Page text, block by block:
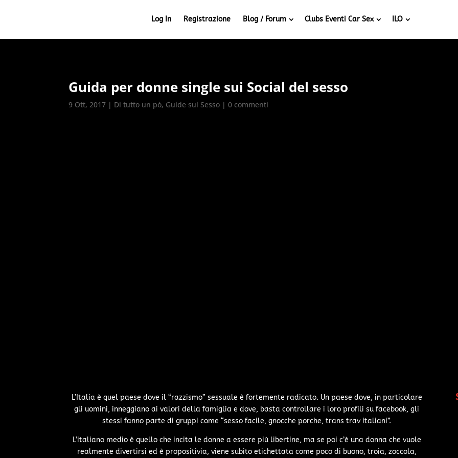
Log In Registrazione Blog / Forum Clubs Eventi Car Sex ILO
Guida per donne single sui Social del sesso
9 Ott, 2017 | Di tutto un pò, Guide sul Sesso |0 commenti
L’Italia è quel paese dove il “razzismo” sessuale è fortemente radicato. Un paese dove, in particolare
gli uomini, inneggiano ai valori della famiglia e dove, basta controllare i loro profili su facebook, gli
stessi fanno parte di gruppi come “sesso facile, gnocche porche, trans trav italiani”.
L’italiano medio è quello che incita le donne a essere più libertine, ma se poi c’è una donna che vuole
realmente divertirsi ed è propositivia, viene subito etichettata come poco di buono, troia, zoccola,